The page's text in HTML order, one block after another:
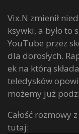
Vix.N zmienił
ksywki, a było to
YouTube przez
dla dorosłych.
ek na którą
teledysków
możemy już
Całość rozmowy
tutaj: